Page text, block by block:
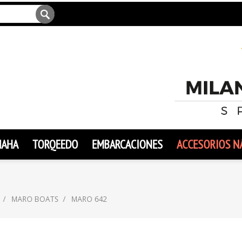
TORQEEDO EMBARCACIONES ACCESORIOS
MARO BOATS MARO 642